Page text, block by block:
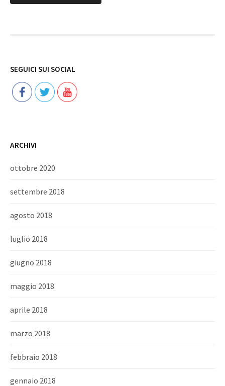
SEGUICI SUI SOCIAL
ARCHIVI
ottobre 2020
settembre 2018
agosto 2018
luglio 2018
giugno 2018
maggio 2018
aprile 2018
marzo 2018
febbraio 2018
gennaio 2018